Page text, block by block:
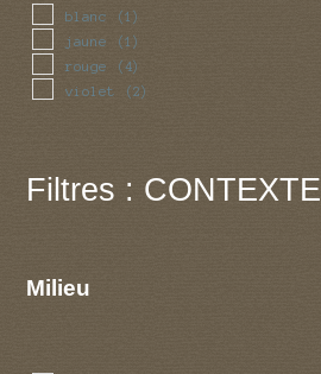
blanc (1)
jaune (1)
rouge (4)
violet (2)
Filtres : CONTEXTE
Milieu